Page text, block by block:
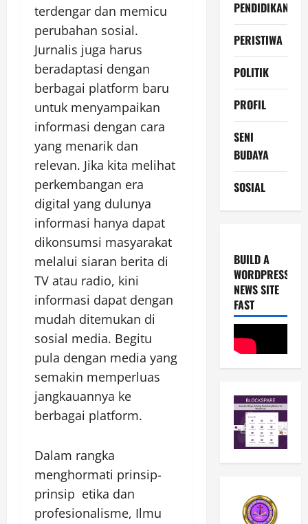
terdengar dan memicu
perubahan sosial.
Jurnalis juga harus
beradaptasi dengan
berbagai platform baru
untuk menyampaikan
informasi dengan cara
yang menarik dan
relevan. Jika kita melihat
perkembangan era
digital yang dulunya
informasi hanya dapat
dikonsumsi masyarakat
melalui siaran berita di
TV atau radio, kini
informasi dapat dengan
mudah ditemukan di
sosial media. Begitu
pula dengan media yang
semakin memperluas
jangkauannya ke
berbagai platform.
Dalam rangka
menghormati prinsip-
prinsip etika dan
profesionalisme, Ilmu
PENDIDIKAN
PERISTIWA
POLITIK
PROFIL
SENI
BUDAYA
SOSIAL
BUILD A
WORDPRESS
NEWS SITE
FAST